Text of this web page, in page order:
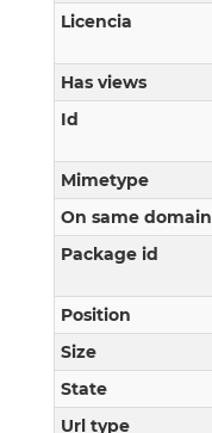
Licencia
Has views
Id
Mimetype
On same domain
Package id
Position
Size
State
Url type